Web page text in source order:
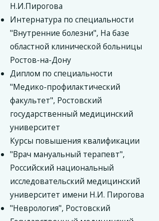
Н.И.Пирогова
Интернатура по специальности
"Внутренние болезни", На базе
областной клинической больницы
Ростов-на-Дону
Диплом по специальности
"Медико-профилактический
факультет", Ростовский
государственный медицинский
университет
Курсы повышения квалификации
"Врач мануальный терапевт",
Российский национальный
исследовательский медицинский
университет имени Н.И. Пирогова
"Неврология", Ростовский